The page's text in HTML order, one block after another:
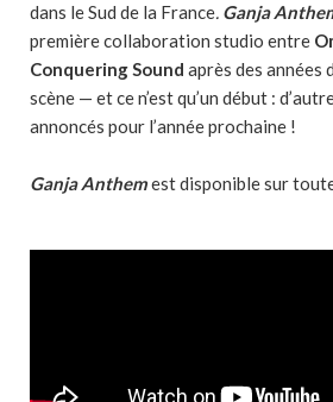
dans le Sud de la France. Ganja
première collaboration studio entre
Conquering Sound après des années
scène — et ce n’est qu’un début :
annoncés pour l’année prochaine !
Ganja Anthemest disponible sur